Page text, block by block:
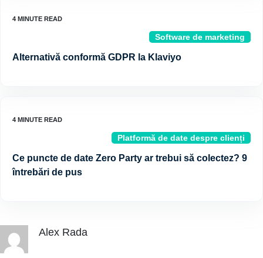
Software de marketing
Alternativă conformă GDPR la Klaviyo
Platformă de date despre clienți
Ce puncte de date Zero Party ar trebui să colectez? 9
întrebări de pus
Alex Rada